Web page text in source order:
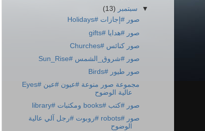
▼ سبتمبر (13)
صور #إجازات #Holidays
صور #هدايا #gifts
صور كنائس #Churches
صور #شروق_الشمس #Sun_Rise
صور طيور #Birds
مجموعة صور منوعة #عيون #عين #Eyes
عالية الوضوح
صور #كتب #books ومكتبات #library
صور #robots #روبوت #رجل آلي عالية
الوضوح